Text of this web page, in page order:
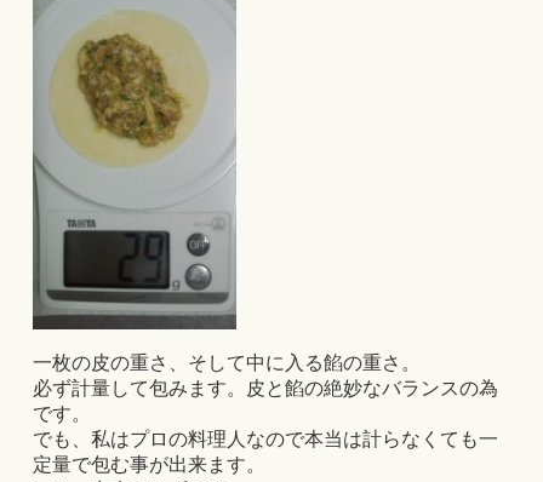
一枚の皮の重さ、そして中に入る餡の重さ。
必ず計量して包みます。皮と餡の絶妙なバランスの為
です。
でも、私はプロの料理人なので本当は計らなくても一
定量で包む事が出来ます。